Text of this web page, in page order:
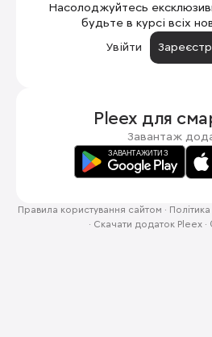
Насолоджуйтесь
будьте в курсі всіх
Увійти
Pleex для
Завантаж
Правила користування сайтом ·
· Скачати додаток Pleex ·